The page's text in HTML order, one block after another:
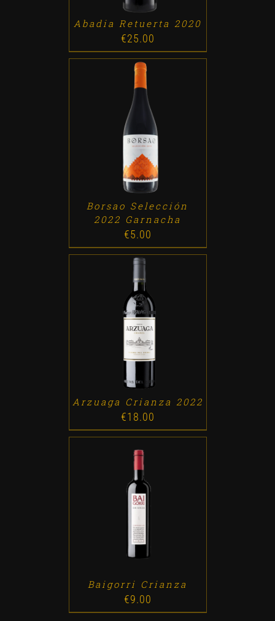
Abadia Retuerta 2020
€25.00
ADD TO CART DETALLES
Borsao Selección
2022 Garnacha
€5.00
ADD TO CART /
Arzuaga Crianza 2022
€18.00
ADD TO CART /
Baigorri Crianza
€9.00